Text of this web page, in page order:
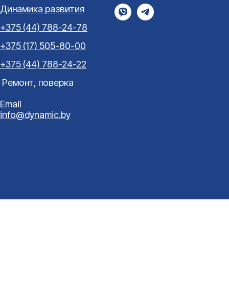
Динамика развития
+375 (44) 788-24-78
+375 (17) 505-80-00
+375 (44) 788-24-22
Ремонт, поверка
Email
info@dynamic.by